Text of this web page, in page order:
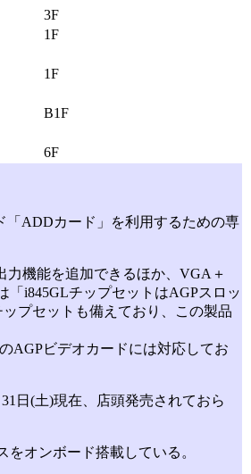
3F
1F
1F
B1F
6F
ADDカード」を利用するための専
機能を追加できるほか、VGA＋
i845GLチップセットはAGPスロッ
プセットも備えており、この製品
AGPビデオカードには対応してお
日(土)現在、店頭発売されておら
オンボード搭載している。